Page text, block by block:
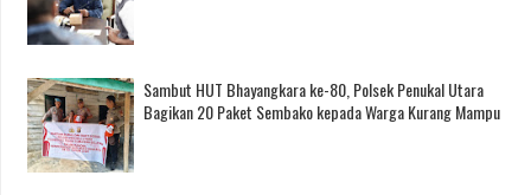
Sambut HUT Bhayangkara ke-80, Polsek Penukal Utara
Bagikan 20 Paket Sembako kepada Warga Kurang Mampu